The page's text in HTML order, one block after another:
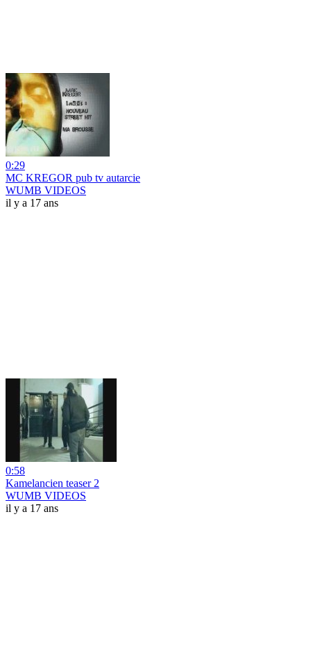
0:29
MC KREGOR pub tv autarcie
WUMB VIDEOS
il y a 17 ans
0:58
Kamelancien teaser 2
WUMB VIDEOS
il y a 17 ans